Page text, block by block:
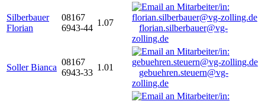
Silberbauer
Florian
08167
6943-44
1.07
florian.silberbauer@vg-
zolling.de
Soller Bianca
08167
6943-33
1.01
gebuehren.steuern@vg-
zolling.de